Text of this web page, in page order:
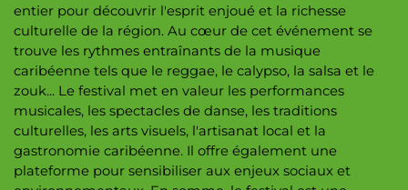
entier pour découvrir l'esprit enjoué et la richesse
culturelle de la région. Au cœur de cet événement se
trouve les rythmes entraînants de la musique
caribéenne tels que le reggae, le calypso, la salsa et le
zouk... Le festival met en valeur les performances
musicales, les spectacles de danse, les traditions
culturelles, les arts visuels, l'artisanat local et la
gastronomie caribéenne. Il offre également une
plateforme pour sensibiliser aux enjeux sociaux et